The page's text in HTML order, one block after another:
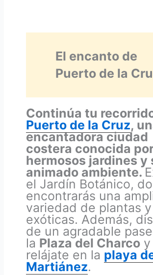
El encanto de
Puerto de la
Continúa tu
Puerto de la Cruz,
encantadora ciudad
costera conocida
hermosos jardines y
animado ambiente.
el Jardín Botánico,
encontrarás una
variedad de plantas
exóticas. Además,
de un agradable
la Plaza del Charco y
relájate en la playa
Martiánez.